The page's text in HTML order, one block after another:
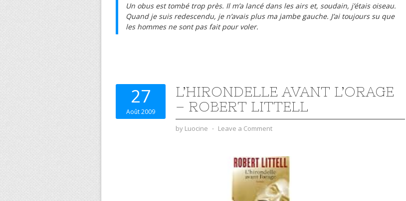
Un obus est tombé trop près. Il m’a lancé dans les airs et, soudain, j’étais oiseau.
Quand je suis redescendu, je n’avais plus ma jambe gauche. J’ai toujours su que
les hommes ne sont pas fait pour voler.
27
Août 2009
L’HIRONDELLE AVANT L’ORAGE
– ROBERT LITTELL
by Luocine ⋅ Leave a Comment